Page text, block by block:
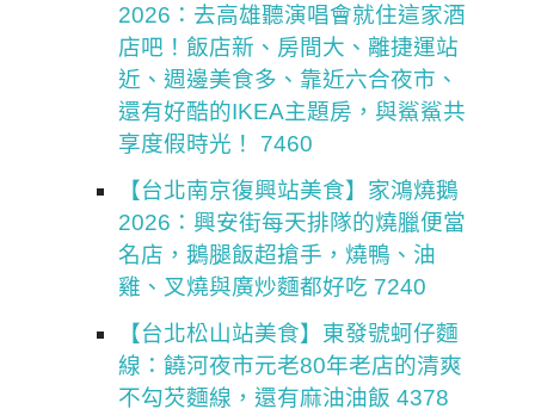
2026：去高雄聽演唱會就住這家酒
店吧！飯店新、房間大、離捷運站
近、週邊美食多、靠近六合夜市、
還有好酷的IKEA主題房，與鯊鯊共
享度假時光！ 7460
【台北南京復興站美食】家鴻燒鵝
2026：興安街每天排隊的燒臘便當
名店，鵝腿飯超搶手，燒鴨、油
雞、叉燒與廣炒麵都好吃 7240
【台北松山站美食】東發號蚵仔麵
線：饒河夜市元老80年老店的清爽
不勾芡麵線，還有麻油油飯 4378